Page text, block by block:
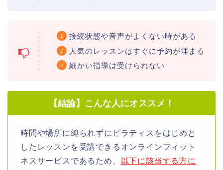
接続状態や音声がよくない時がある
人気のレッスンはすぐに予約が埋まる
細かい指導は受けられない
【結論】こんな人にオススメ！
時間や場所に縛られずにピラティスをはじめと
したレッスンを受講できるオンラインフィット
ネスサービスであるため、
以下に該当する方に